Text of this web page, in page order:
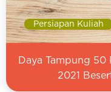
Persiapan Kuliah
Daya Tampung 50
2021